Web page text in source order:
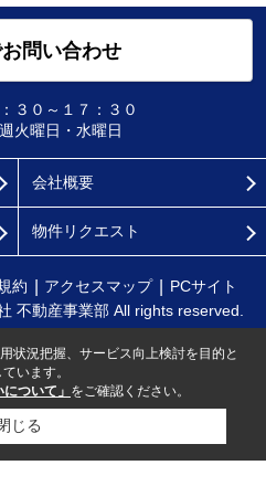
問い合わせ
３０～１７：３０
火曜日・水曜日
会社概要
物件リクエスト
約 アクセスマップ
PCサイト
不動産事業部 All rights reserved.
状況把握、サービス向上検討を目的と
います。
ついて」 をご確認ください。
じる